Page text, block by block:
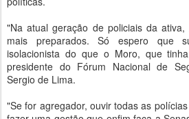
"Na atual geração de policiais da
mais preparados. Só espero que
isolacionista do que o Moro, que
presidente do Fórum Nacional de
Sergio de Lima.
"Se for agregador, ouvir todas as